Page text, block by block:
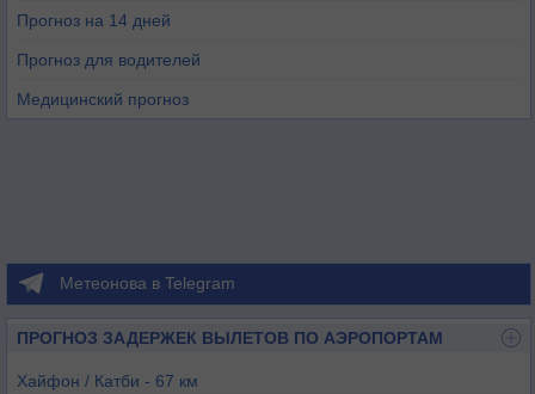
Прогноз на 14 дней
Прогноз для водителей
Медицинский прогноз
Метеонова в Telegram
ПРОГНОЗ ЗАДЕРЖЕК ВЫЛЕТОВ ПО АЭРОПОРТАМ
Хайфон / Катби - 67 км